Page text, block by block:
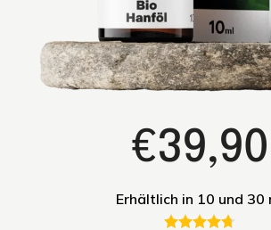
€39,90
Erhältlich in 10 und 30